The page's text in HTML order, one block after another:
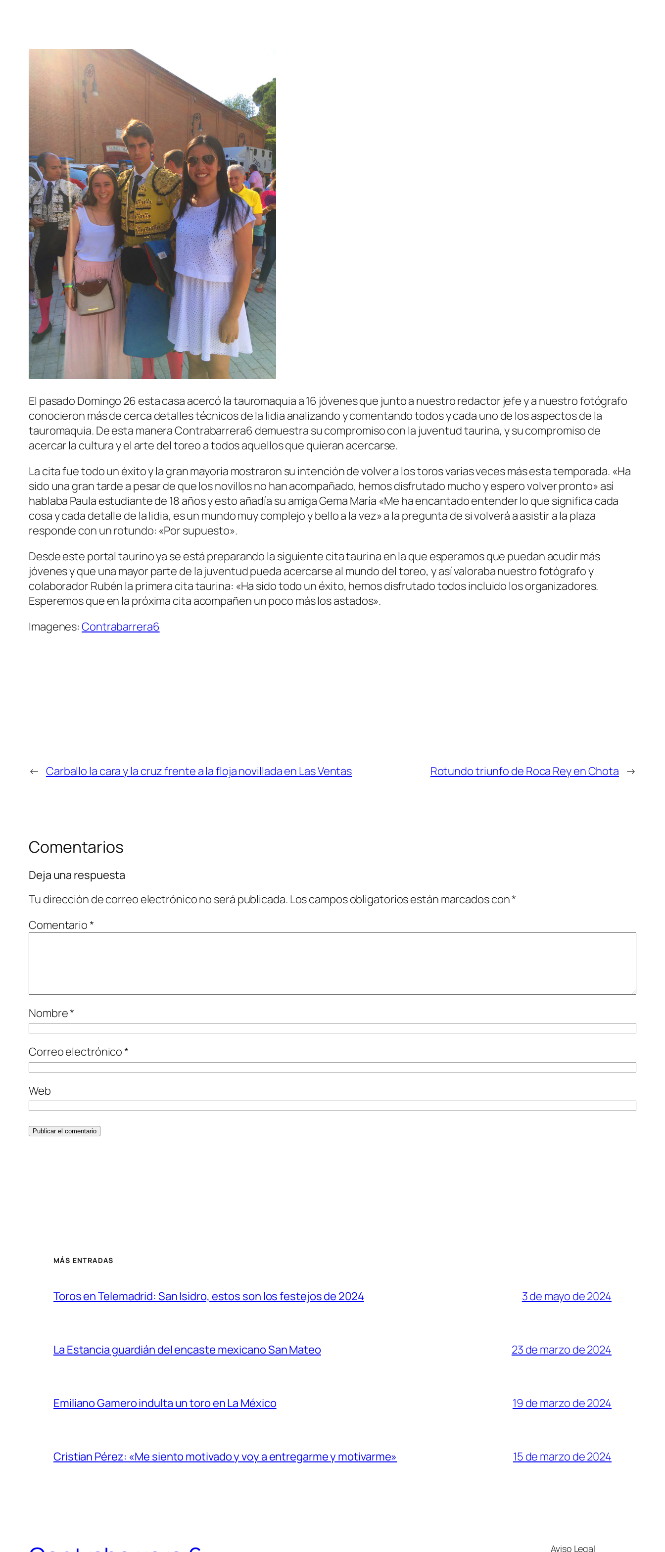
El pasado Domingo 26 esta casa acercó la tauromaquia a 16 jóvenes que junto a nuestro redactor jefe y a nuestro fotógrafo
conocieron más de cerca detalles técnicos de la lidia analizando y comentando todos y cada uno de los aspectos de la
tauromaquia. De esta manera Contrabarrera6 demuestra su compromiso con la juventud taurina, y su compromiso de
acercar la cultura y el arte del toreo a todos aquellos que quieran acercarse.
La cita fue todo un éxito y la gran mayoría mostraron su intención de volver a los toros varias veces más esta temporada. «Ha
sido una gran tarde a pesar de que los novillos no han acompañado, hemos disfrutado mucho y espero volver pronto» así
hablaba Paula estudiante de 18 años y esto añadía su amiga Gema María «Me ha encantado entender lo que significa cada
cosa y cada detalle de la lidia, es un mundo muy complejo y bello a la vez» a la pregunta de si volverá a asistir a la plaza
responde con un rotundo: «Por supuesto».
Desde este portal taurino ya se está preparando la siguiente cita taurina en la que esperamos que puedan acudir más
jóvenes y que una mayor parte de la juventud pueda acercarse al mundo del toreo, y así valoraba nuestro fotógrafo y
colaborador Rubén la primera cita taurina: «Ha sido todo un éxito, hemos disfrutado todos incluido los organizadores.
Esperemos que en la próxima cita acompañen un poco más los astados».
Imagenes:Contrabarrera6
← Carballo la cara y la cruz frente a la floja novillada en Las Ventas Rotundo triunfo de Roca Rey en Chota →
Comentarios
Deja una respuesta
Tu dirección de correo electrónico no será publicada. Los campos obligatorios están marcados con*
Comentario*
Nombre*
Correo electrónico*
Web
MÁS ENTRADAS
Toros en Telemadrid: San Isidro, estos son los festejos de 2024 3 de mayo de 2024
La Estancia guardián del encaste mexicano San Mateo 23 de marzo de 2024
Emiliano Gamero indulta un toro en La México 19 de marzo de 2024
Cristian Pérez: «Me siento motivado y voy a entregarme y motivarme» 15 de marzo de 2024
Aviso Legal